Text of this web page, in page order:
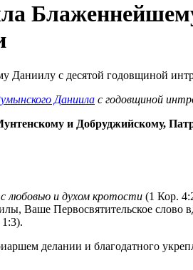
Даниила с годовщиной
и Добруджийскому,
с любовью и духом кротости (1 Кор.
Ваше Первосвятительское слово
делании и благодатного